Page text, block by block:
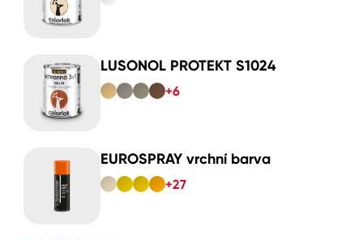
LUSONOL PROTEKT S1024
+6
EUROSPRAY vrchní barva
+27